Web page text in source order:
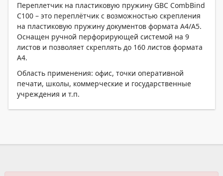
Переплетчик на пластиковую пружину GBC CombBind
C100 – это переплётчик с возможностью скрепления
на пластиковую пружину документов формата А4/А5.
Оснащен ручной перфорирующей системой на 9
листов и позволяет скреплять до 160 листов формата
А4.
Область применения: офис, точки оперативной
печати, школы, коммерческие и государственные
учреждения и т.п.